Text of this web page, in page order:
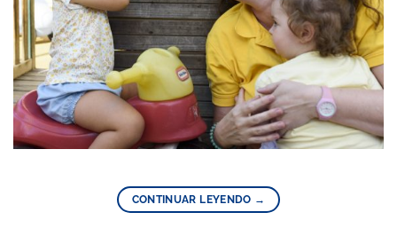
CONTINUAR LEYENDO →